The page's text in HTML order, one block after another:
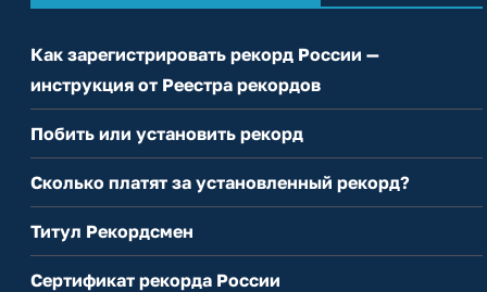
Как зарегистрировать рекорд России —
инструкция от Реестра рекордов
Побить или установить рекорд
Сколько платят за установленный рекорд?
Титул Рекордсмен
Сертификат рекорда России